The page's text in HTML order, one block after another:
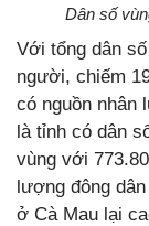
Dân số
Với tổng dân
người, chiếm
có nguồn nhân
là tỉnh có dân
vùng với
lượng đông
ở Cà Mau lại